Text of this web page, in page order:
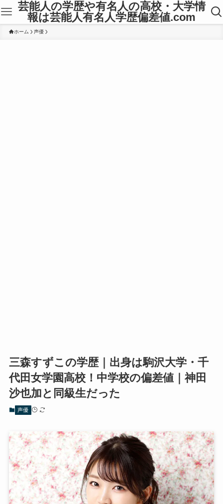
芸能人の学歴や有名人の高校・大学情
報は芸能人有名人学歴偏差値.com
ホーム 声優
三森すずこの学歴｜出身は駒沢大学・千
代田女学園高校！中学校の偏差値｜神田
沙也加と同級生だった
声優